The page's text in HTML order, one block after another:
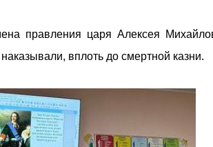
правления царя Алексея
вплоть до смертной казни.